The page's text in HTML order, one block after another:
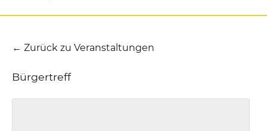
← Zurück zu Veranstaltungen
Bürgertreff